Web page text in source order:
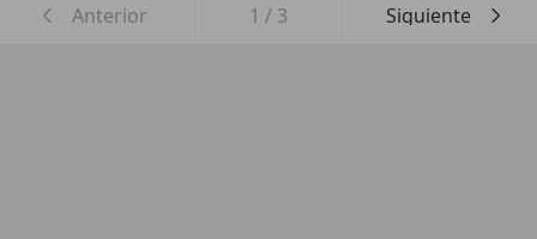
Anterior 1 / 3 Siguiente